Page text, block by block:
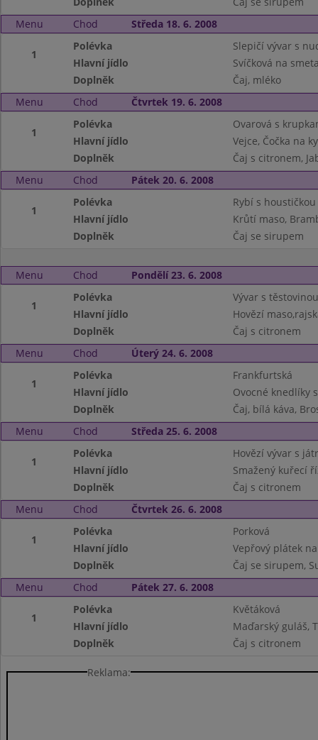
Menu
Chod Středa 18. 6. 2008
1
Polévka
Slepičí vývar s
Hlavní jídlo
Svíčková na
Doplněk
Čaj, mléko
Menu
Chod Čtvrtek 19. 6. 2008
1
Polévka
Ovarová s
Hlavní jídlo
Vejce, Čočka na
Doplněk
Čaj s citronem,
Menu
Chod Pátek 20. 6. 2008
1
Polévka
Rybí s houstičkou
Hlavní jídlo
Krůtí maso,
Doplněk
Čaj se sirupem
Menu Chod Pondělí 23. 6. 2008
1
Polévka
Vývar s těstovinou
Hlavní jídlo
Hovězí
Doplněk
Čaj s citronem
Menu
Chod Úterý 24. 6. 2008
1
Polévka
Frankfurtská
Hlavní jídlo
Ovocné knedlíky
Doplněk
Čaj, bílá káva,
Menu
Chod Středa 25. 6. 2008
1
Polévka
Hovězí vývar s
Hlavní jídlo
Smažený kuřecí
Doplněk
Čaj s citronem
Menu
Chod Čtvrtek 26. 6. 2008
1
Polévka
Porková
Hlavní jídlo
Vepřový plátek
Doplněk
Čaj se sirupem,
Menu
Chod Pátek 27. 6. 2008
1
Polévka
Květáková
Hlavní jídlo
Maďarský guláš,
Doplněk
Čaj s citronem
Reklama: